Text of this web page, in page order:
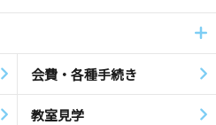
会費・各種手続き
教室見学